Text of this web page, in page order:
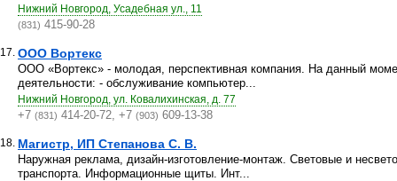
Нижний Новгород, Усадебная ул., 11
(831) 415-90-28
17. ООО Вортекс
ООО «Вортекс» - молодая, перспективная компания. На данный
деятельности: - обслуживание компьютер...
Нижний Новгород, ул. Ковалихинская, д. 77
+7 (831) 414-20-72, +7 (903) 609-13-38
18. Магистр, ИП Степанова С. В.
Наружная реклама, дизайн-изготовление-монтаж. Световые и
транспорта. Информационные щиты. Инт...